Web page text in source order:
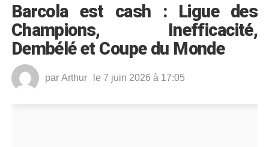
Barcola est cash : Ligue des
Champions, Inefficacité,
Dembélé et Coupe du Monde
par Arthur le 7 juin 2026 à 17:05